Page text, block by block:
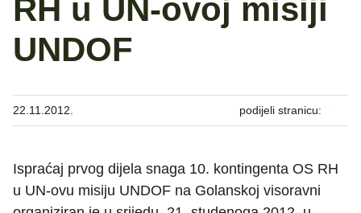
RH u UN-ovoj misiji
UNDOF
22.11.2012. podijeli stranicu:
Ispraćaj prvog dijela snaga 10. kontingenta OS RH
u UN-ovu misiju UNDOF na Golanskoj visoravni